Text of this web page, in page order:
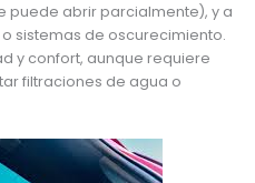
puede abrir parcialmente), y a
sistemas de oscurecimiento.
y confort, aunque requiere
filtraciones de agua o